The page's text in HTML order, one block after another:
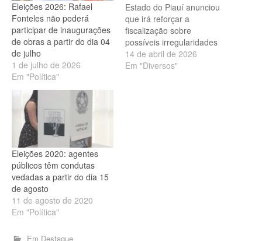
Eleições 2026: Rafael
Fonteles não poderá
participar de inaugurações
de obras a partir do dia 04
de julho
1 de julho de 2026
Em "Política"
Estado do Piauí anunciou
que irá reforçar a
fiscalização sobre
possíveis irregularidades
no uso da máquina pública
durante as eleições de
14 de abril de 2026
Em "Diversos"
Eleições 2020: agentes
públicos têm condutas
vedadas a partir do dia 15
de agosto
11 de agosto de 2020
Em "Política"
Em Destaque